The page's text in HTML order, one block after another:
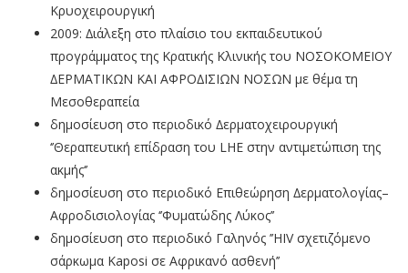
Κρυοχειρουργική
2009: ∆ιάλεξη στο πλαίσιο του εκπαιδευτικού
προγράµµατος της Κρατικής Κλινικής του ΝΟΣΟΚΟΜΕΙΟΥ
∆ΕΡΜΑΤΙΚΩΝ ΚΑΙ ΑΦΡΟ∆ΙΣΙΩΝ ΝΟΣΩΝ µε θέµα τη
Μεσοθεραπεία
δηµοσίευση στο περιοδικό ∆ερµατοχειρουργική
‘’Θεραπευτική επίδραση του LHE στην αντιµετώπιση της
ακµής‘’
δηµοσίευση στο περιοδικό Επιθεώρηση ∆ερµατολογίας–
Αφροδισιολογίας ‘’Φυµατώδης Λύκος’’
δηµοσίευση στο περιοδικό Γαληνός ’’ΗΙV σχετιζόµενο
σάρκωµα Κaposi σε Αφρικανό ασθενή’’